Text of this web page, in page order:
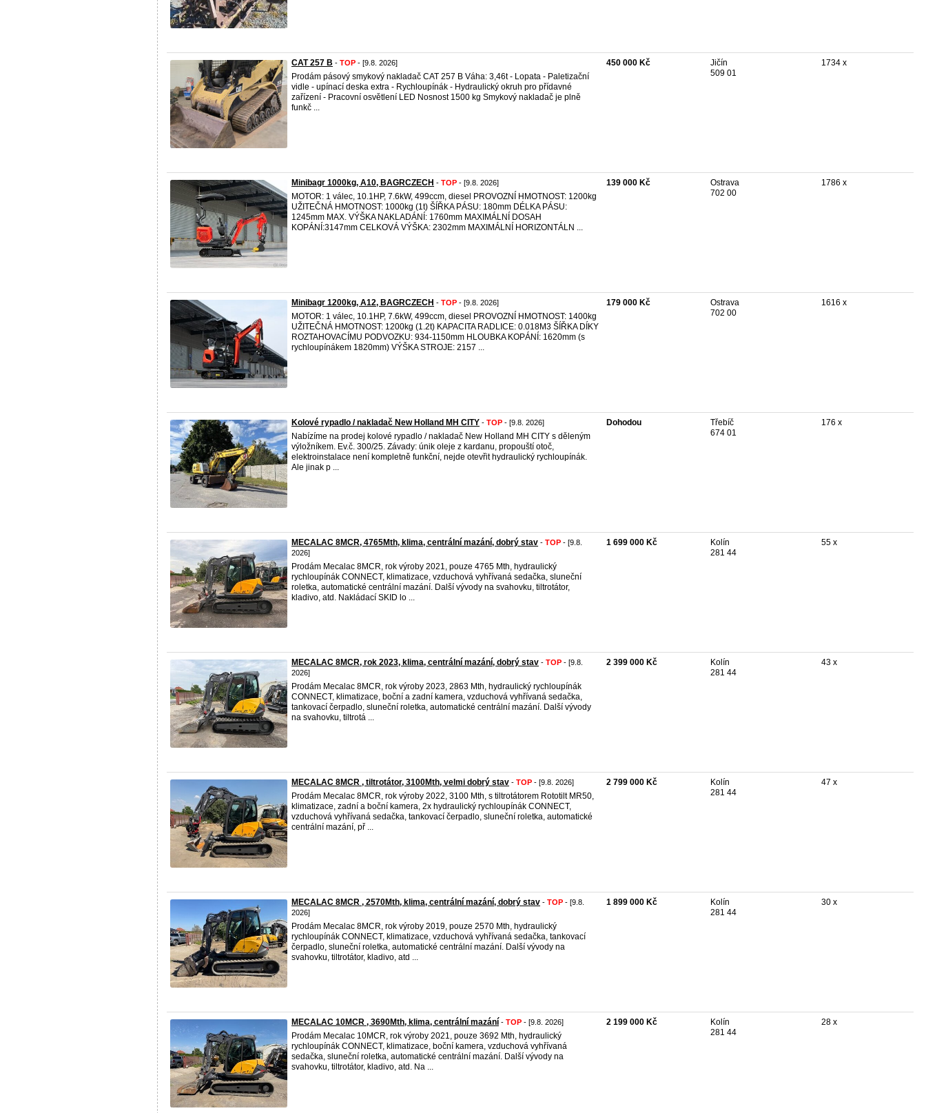
CAT 257 B - TOP - [9.8. 2026]
Prodám pásový smykový nakladač CAT 257 B Váha: 3,46t - Lopata - Paletizační
vidle - upínací deska extra - Rychloupínák - Hydraulický okruh pro přídavné
zařízení - Pracovní osvětlení LED Nosnost 1500 kg Smykový nakladač je plně
funkč ...
450 000 Kč
Jičín
509 01
1734 x
Minibagr 1000kg, A10, BAGRCZECH - TOP - [9.8. 2026]
MOTOR: 1 válec, 10.1HP, 7.6kW, 499ccm, diesel PROVOZNÍ HMOTNOST: 1200kg
UŽITEČNÁ HMOTNOST: 1000kg (1t) ŠÍŘKA PÁSU: 180mm DÉLKA PÁSU:
1245mm MAX. VÝŠKA NAKLADÁNÍ: 1760mm MAXIMÁLNÍ DOSAH
KOPÁNÍ:3147mm CELKOVÁ VÝŠKA: 2302mm MAXIMÁLNÍ HORIZONTÁLN ...
139 000 Kč
Ostrava
702 00
1786 x
Minibagr 1200kg, A12, BAGRCZECH - TOP - [9.8. 2026]
MOTOR: 1 válec, 10.1HP, 7.6kW, 499ccm, diesel PROVOZNÍ HMOTNOST: 1400kg
UŽITEČNÁ HMOTNOST: 1200kg (1.2t) KAPACITA RADLICE: 0.018M3 ŠÍŘKA DÍKY
ROZTAHOVACÍMU PODVOZKU: 934-1150mm HLOUBKA KOPÁNÍ: 1620mm (s
rychloupínákem 1820mm) VÝŠKA STROJE: 2157 ...
179 000 Kč
Ostrava
702 00
1616 x
Kolové rypadlo / nakladač New Holland MH CITY - TOP - [9.8. 2026]
Nabízíme na prodej kolové rypadlo / nakladač New Holland MH CITY s děleným
výložníkem. Ev.č. 300/25. Závady: únik oleje z kardanu, propouští otoč,
elektroinstalace není kompletně funkční, nejde otevřit hydraulický rychloupínák.
Ale jinak p ...
Dohodou
Třebíč
674 01
176 x
MECALAC 8MCR, 4765Mth, klima, centrální mazání, dobrý stav - TOP - [9.8.
2026]
Prodám Mecalac 8MCR, rok výroby 2021, pouze 4765 Mth, hydraulický
rychloupínák CONNECT, klimatizace, vzduchová vyhřívaná sedačka, sluneční
roletka, automatické centrální mazání. Další vývody na svahovku, tiltrotátor,
kladivo, atd. Nakládací SKID lo ...
1 699 000 Kč
Kolín
281 44
55 x
MECALAC 8MCR, rok 2023, klima, centrální mazání, dobrý stav - TOP - [9.8.
2026]
Prodám Mecalac 8MCR, rok výroby 2023, 2863 Mth, hydraulický rychloupínák
CONNECT, klimatizace, boční a zadní kamera, vzduchová vyhřívaná sedačka,
tankovací čerpadlo, sluneční roletka, automatické centrální mazání. Další vývody
na svahovku, tiltrotá ...
2 399 000 Kč
Kolín
281 44
43 x
MECALAC 8MCR , tiltrotátor, 3100Mth, velmi dobrý stav - TOP - [9.8. 2026]
Prodám Mecalac 8MCR, rok výroby 2022, 3100 Mth, s tiltrotátorem Rototilt MR50,
klimatizace, zadní a boční kamera, 2x hydraulický rychloupínák CONNECT,
vzduchová vyhřívaná sedačka, tankovací čerpadlo, sluneční roletka, automatické
centrální mazání, př ...
2 799 000 Kč
Kolín
281 44
47 x
MECALAC 8MCR , 2570Mth, klima, centrální mazání, dobrý stav - TOP - [9.8.
2026]
Prodám Mecalac 8MCR, rok výroby 2019, pouze 2570 Mth, hydraulický
rychloupínák CONNECT, klimatizace, vzduchová vyhřívaná sedačka, tankovací
čerpadlo, sluneční roletka, automatické centrální mazání. Další vývody na
svahovku, tiltrotátor, kladivo, atd ...
1 899 000 Kč
Kolín
281 44
30 x
MECALAC 10MCR , 3690Mth, klima, centrální mazání - TOP - [9.8. 2026]
Prodám Mecalac 10MCR, rok výroby 2021, pouze 3692 Mth, hydraulický
rychloupínák CONNECT, klimatizace, boční kamera, vzduchová vyhřívaná
sedačka, sluneční roletka, automatické centrální mazání. Další vývody na
svahovku, tiltrotátor, kladivo, atd. Na ...
2 199 000 Kč
Kolín
281 44
28 x